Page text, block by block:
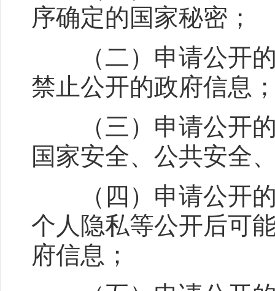
序确定的国家秘密；
（二）申请公开的
禁止公开的政府信息
（三）申请公开的
国家安全、公共安全
（四）申请公开的
个人隐私等公开后可
府信息；